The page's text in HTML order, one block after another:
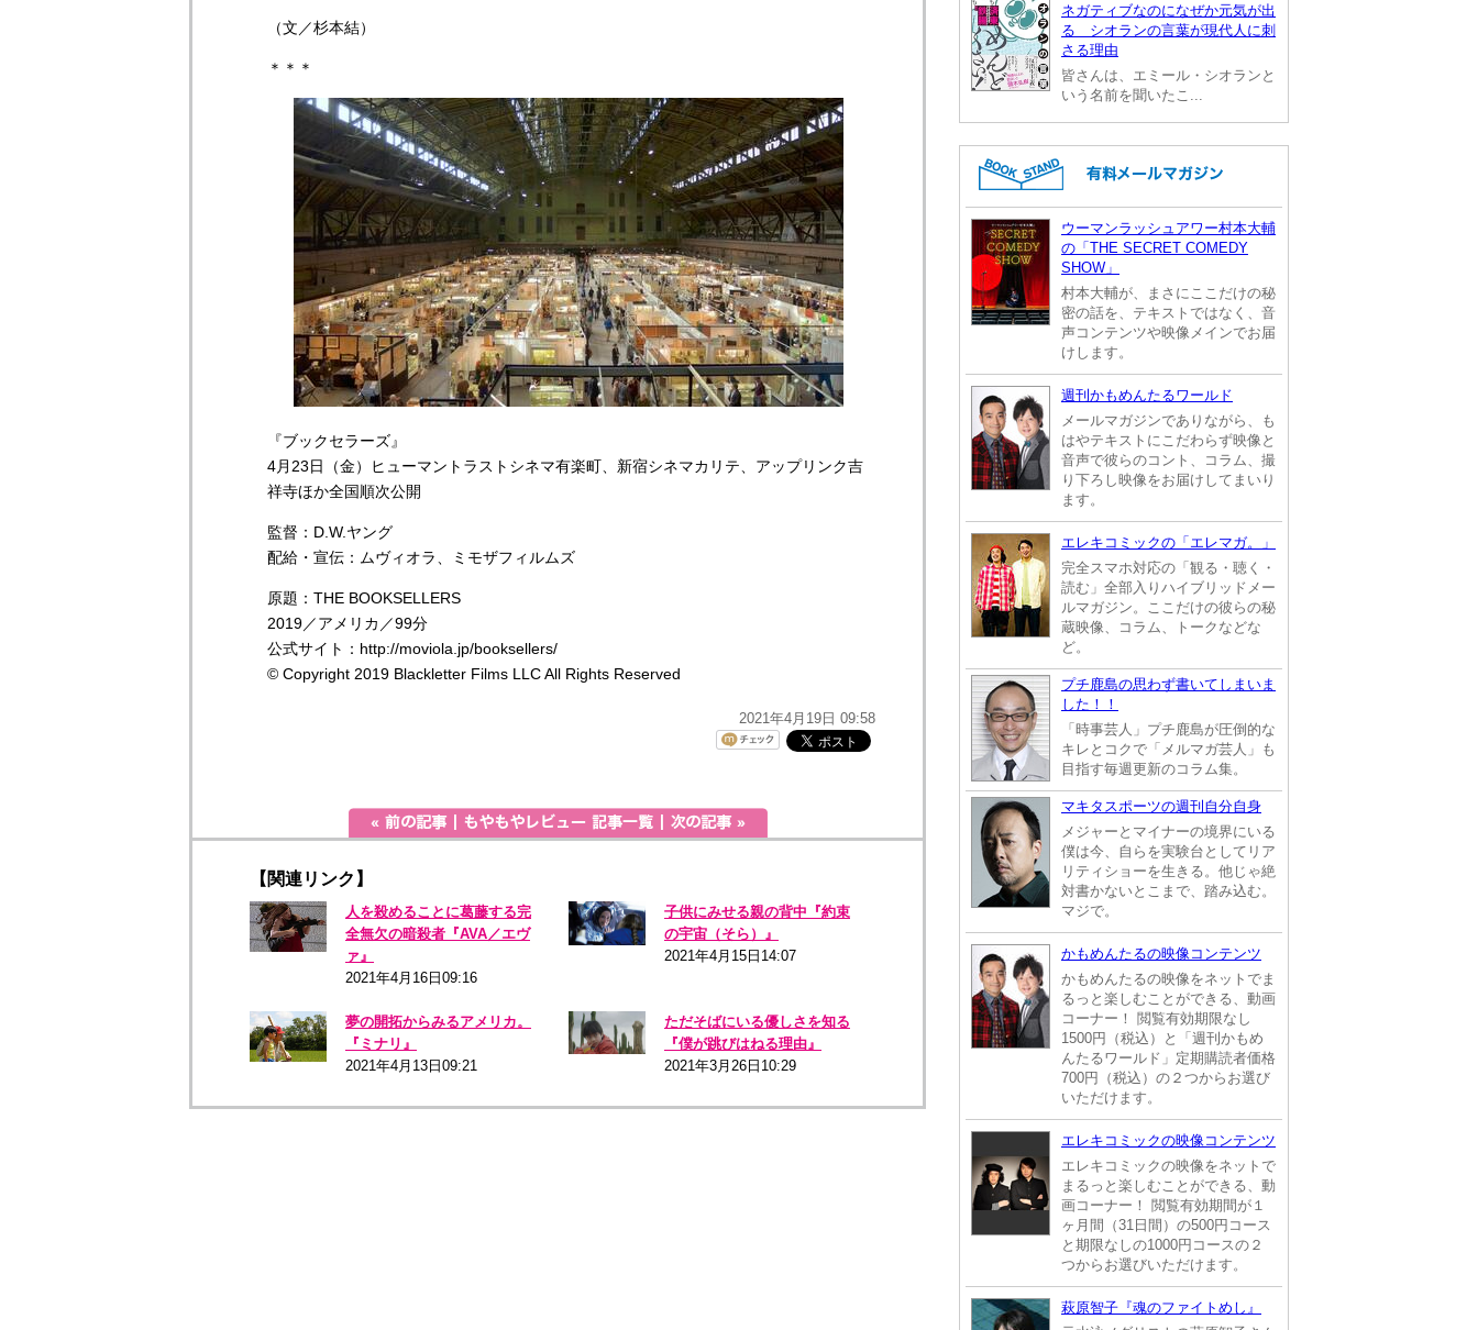
（文／杉本結）
＊＊＊
『ブックセラーズ』
4月23日（金）ヒューマントラストシネマ有楽町、新宿シネマカリテ、アップリンク吉
祥寺ほか全国順次公開
監督：D.W.ヤング
配給・宣伝：ムヴィオラ、ミモザフィルムズ
原題：THE BOOKSELLERS
2019／アメリカ／99分
公式サイト：http://moviola.jp/booksellers/
© Copyright 2019 Blackletter Films LLC All Rights Reserved
2021年4月19日 09:58
【関連リンク】
人を殺めることに葛藤する完
全無欠の暗殺者『AVA／エヴ
ァ』
2021年4月16日09:16
子供にみせる親の背中『約束
の宇宙（そら）』
2021年4月15日14:07
夢の開拓からみるアメリカ。
『ミナリ』
2021年4月13日09:21
ただそばにいる優しさを知る
『僕が跳びはねる理由』
2021年3月26日10:29
ネガティブなのになぜか元気が出
る シオランの言葉が現代人に刺
さる理由
皆さんは、エミール・シオランと
いう名前を聞いたこ...
ウーマンラッシュアワー村本大輔
の「THE SECRET COMEDY
SHOW」
村本大輔が、まさにここだけの秘
密の話を、テキストではなく、音
声コンテンツや映像メインでお届
けします。
週刊かもめんたるワールド
メールマガジンでありながら、も
はやテキストにこだわらず映像と
音声で彼らのコント、コラム、撮
り下ろし映像をお届けしてまいり
ます。
エレキコミックの「エレマガ。」
完全スマホ対応の「観る・聴く・
読む」全部入りハイブリッドメー
ルマガジン。ここだけの彼らの秘
蔵映像、コラム、トークなどな
ど。
プチ鹿島の思わず書いてしまいま
した！！
「時事芸人」プチ鹿島が圧倒的な
キレとコクで「メルマガ芸人」も
目指す毎週更新のコラム集。
マキタスポーツの週刊自分自身
メジャーとマイナーの境界にいる
僕は今、自らを実験台としてリア
リティショーを生きる。他じゃ絶
対書かないとこまで、踏み込む。
マジで。
かもめんたるの映像コンテンツ
かもめんたるの映像をネットでま
るっと楽しむことができる、動画
コーナー！ 閲覧有効期限なし
1500円（税込）と「週刊かもめ
んたるワールド」定期購読者価格
700円（税込）の２つからお選び
いただけます。
エレキコミックの映像コンテンツ
エレキコミックの映像をネットで
まるっと楽しむことができる、動
画コーナー！ 閲覧有効期間が１
ヶ月間（31日間）の500円コース
と期限なしの1000円コースの２
つからお選びいただけます。
萩原智子『魂のファイトめし』